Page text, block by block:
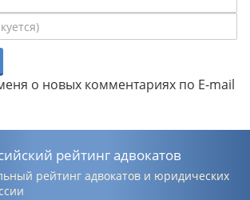
о новых комментариях по E-mail
рейтинг адвокатов
рейтинг адвокатов и юридических